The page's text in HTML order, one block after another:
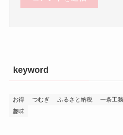
keyword
お得 つむぎ ふるさと納税 一条工
趣味